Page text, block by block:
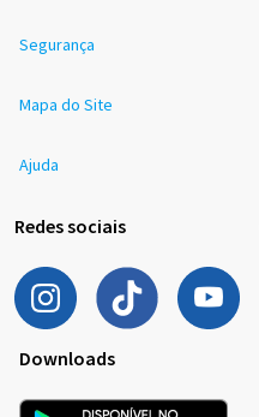
Segurança
Mapa do Site
Ajuda
Redes sociais
Downloads